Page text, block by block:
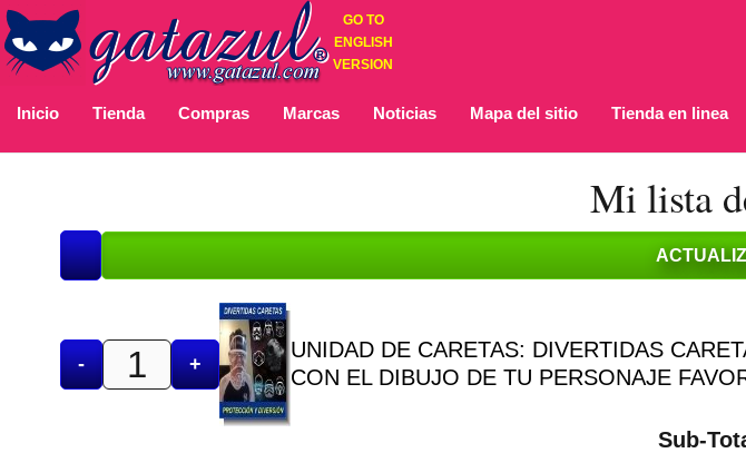
GO TO
ENGLISH
VERSION
Inicio Tienda Compras Marcas Noticias Mapa del sitio Tienda en linea
Mi lista
- +
UNIDAD DE CARETAS: DIVERTIDAS
CON EL DIBUJO DE TU PERSONAJE
Sub-